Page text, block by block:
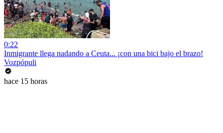
0:22
Inmigrante llega nadando a Ceuta... ¡con una bici bajo el brazo!
Vozpópuli
hace 15 horas